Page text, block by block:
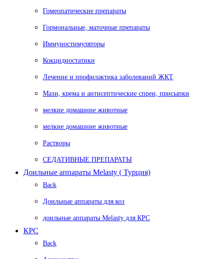
Гомеопатические препараты
Гормональные, маточные препараты
Иммуностимуляторы
Кокцидиостатики
Лечение и профилактика заболеваний ЖКТ
Мази, крема и антисептические спреи, присыпки
мелкие домашние животные
мелкие домашние животные
Растворы
СЕДАТИВНЫЕ ПРЕПАРАТЫ
Доильные аппараты Melasty ( Турция)
Back
Доильные аппараты для коз
доильные аппараты Melasty для КРС
КРС
Back